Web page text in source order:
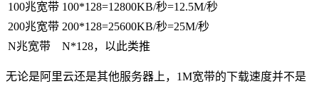
100兆宽带 100*128=12800KB/秒=12.5M/秒
200兆宽带 200*128=25600KB/秒=25M/秒
N兆宽带
N*128，以此类推
无论是阿里云还是其他服务器上，1M宽带的下载速度并不是